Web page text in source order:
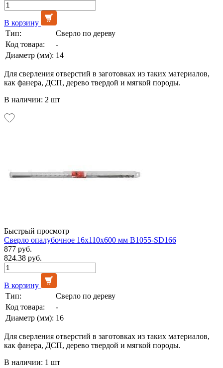
В корзину
Тип:
Сверло по дереву
Код товара:
-
Диаметр (мм): 14
Для сверления отверстий в заготовках из таких материалов,
как фанера, ДСП, дерево твердой и мягкой породы.
В наличии: 2 шт
Быстрый просмотр
Сверло опалубочное 16х110х600 мм B1055-SD166
877 руб.
824.38 руб.
В корзину
Тип:
Сверло по дереву
Код товара:
-
Диаметр (мм): 16
Для сверления отверстий в заготовках из таких материалов,
как фанера, ДСП, дерево твердой и мягкой породы.
В наличии: 1 шт